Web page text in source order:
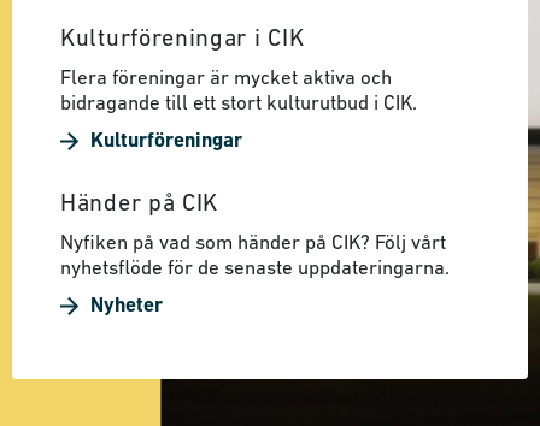
Kulturföreningar i CIK
Flera föreningar är mycket aktiva och
bidragande till ett stort kulturutbud i CIK.
Kulturföreningar
Händer på CIK
Nyfiken på vad som händer på CIK? Följ vårt
nyhetsflöde för de senaste uppdateringarna.
Nyheter